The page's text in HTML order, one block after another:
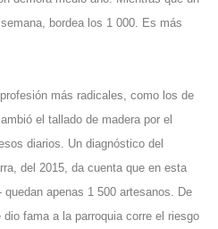
bordea los 1 000. Es más
más radicales, como los de
el tallado de madera por el
diarios. Un diagnóstico del
del 2015, da cuenta que en esta
quedan apenas 1 500 artesanos. De
fama a la parroquia corre el riesgo